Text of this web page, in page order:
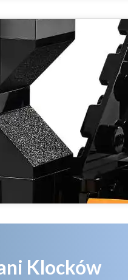
Klocków